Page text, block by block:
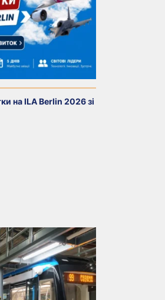
на ILA Berlin 2026 зі